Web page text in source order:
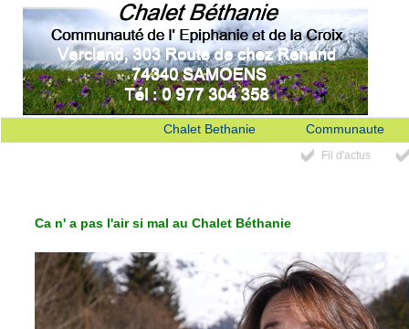
Chalet Bethanie Communaute
Fil d'actus
Ca n' a pas l'air si mal au Chalet Béthanie